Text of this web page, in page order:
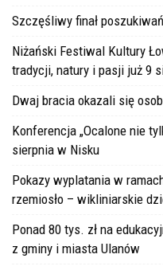
Szczęśliwy finał
Niżański Festiwal Kultury
tradycji, natury i pasji już 9
Dwaj bracia okazali się
Konferencja „Ocalone nie
sierpnia w Nisku
Pokazy wyplatania w
rzemiosło – wikliniarskie
Ponad 80 tys. zł na
z gminy i miasta Ulanów